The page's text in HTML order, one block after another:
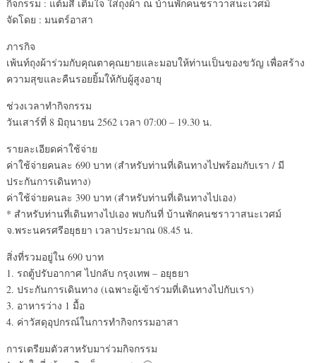
กิจกรรม : แต้มสี เติมใจ ใส่ถุงผ้า ณ บ้านพักคนชราวาสนะเวศม์
จัดโดย : มนตร์อาสา
ภารกิจ
เพ้นท์ถุงผ้าร่วมกับคุณตาคุณยายและมอบให้ท่านเป็นของขวัญ เพื่อสร้าง
ความสุขและคืนรอยยิ้มให้กับผู้สูงอายุ
ช่วงเวลาทำกิจกรรม
วันเสาร์ที่ 8 มิถุนายน 2562 เวลา 07:00 – 19.30 น.
รายละเอียดค่าใช้จ่าย
ค่าใช้จ่ายคนละ 690 บาท (สำหรับท่านที่เดินทางไปพร้อมกับเรา / มี
ประกันการเดินทาง)
ค่าใช้จ่ายคนละ 390 บาท (สำหรับท่านที่เดินทางไปเอง)
* สำหรับท่านที่เดินทางไปเอง พบกันที่ บ้านพักคนชราวาสนะเวศม์
จ.พระนครศรีอยุธยา เวลาประมาณ 08.45 น.
สิ่งที่รวมอยู่ใน 690 บาท
1. รถตู้ปรับอากาศ ไปกลับ กรุงเทพ – อยุธยา
2. ประกันการเดินทาง (เฉพาะผู้เข้าร่วมที่เดินทางไปกับเรา)
3. อาหารว่าง 1 มื้อ
4. ค่าวัสดุอุปกรณ์ในการทำกิจกรรมอาสา
การเตรียมตัวสาหรับมาร่วมกิจกรรม